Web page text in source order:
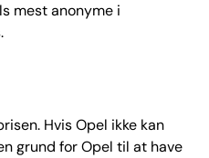
mest anonyme i
Hvis Opel ikke kan
grund for Opel til at have